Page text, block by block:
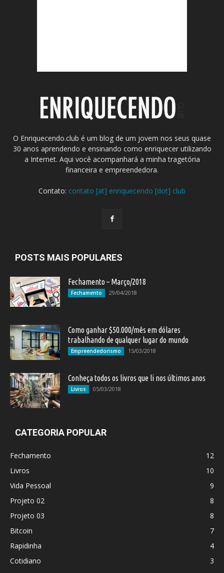
O Enriquecendo.club é um blog de um jovem nos seus quase
30 anos aprendendo e ensinando como enriquecer utilizando
a Internet. Aqui você acompanhará a minha tragetória
financeira e empreendedora.
Contato: contato [at] enriquecendo [dot] club
POSTS MAIS POPULARES
Fechamento – Março/2018
Fechamento 29/04/2018
Como ganhar $50.000/mês em dólares
trabalhando de qualquer lugar do mundo
Empreendedorismo 15/03/2018
Conheça todos os livros que li nos últimos anos
Livros 05/03/2018
CATEGORIA POPULAR
Fechamento
12
Livros
10
Vida Pessoal
9
Projeto 02
8
Projeto 03
8
Bitcoin
7
Rapidinha
4
Cotidiano
3